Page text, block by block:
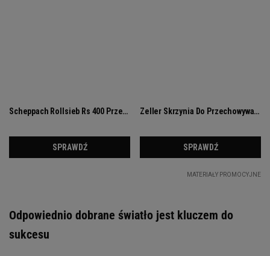
Odpowiednio dobrane światło jest kluczem do
sukcesu